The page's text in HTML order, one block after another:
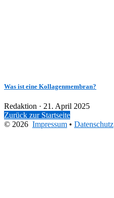
Was ist eine Kollagenmembran?
Redaktion · Veröffentlicht
am
21. April 2025
Zurück zur Startseite
© 2026 Impressum • Datenschutz